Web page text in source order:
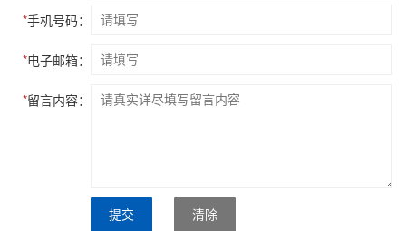
*手机号码：
*电子邮箱：
*留言内容：
提交 清除